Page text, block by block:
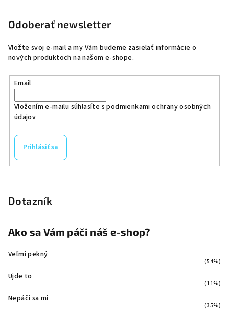
Odoberať newsletter
Vložte svoj e-mail a my Vám budeme zasielať informácie o
nových produktoch na našom e-shope.
Email
Vložením e-mailu súhlasíte spodmienkami ochrany osobných
údajov
Prihlásiť sa
Dotazník
Ako sa Vám páči náš e-shop?
Veľmi pekný
(54%)
Ujde to
(11%)
Nepáči sa mi
(35%)